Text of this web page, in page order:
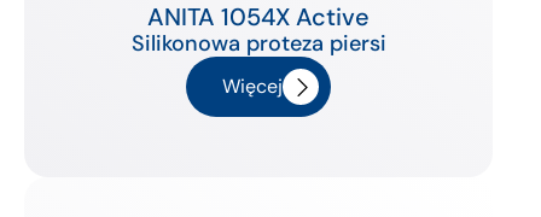
ANITA 1054X Active
Silikonowa proteza piersi
Więcej